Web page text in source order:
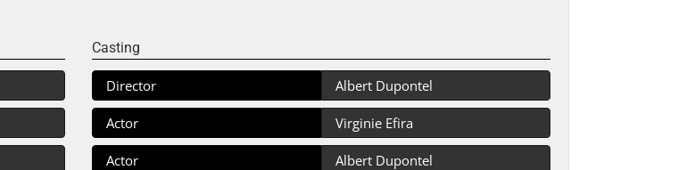
Casting
Director Albert Dupontel
Actor Virginie Efira
Actor Albert Dupontel